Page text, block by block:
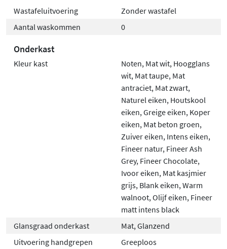
badmeubelset jarenlang mooi en betrouwbaar in
gebruik.
Dagelijks onderhoud
Reinig het meubel met een zachte, droge doek. Voor
hardnekkiger vuil gebruik je een vochtige doek met
warm water en een mild reinigingsmiddel. Droog het
oppervlak altijd goed na om langdurige vochtbelasting
Gebruik geen schurende middelen, zuren,
oplosmiddelen of vette reinigingsproducten. Verwijder
gemorste chemicaliën zoals ontkalker, nagellakremover
of haarverf direct. Beschadigingen aan lak, fineer of
wees hier extra voorzichtig mee.
Wastafeluitvoering
Zonder wastafel
Aantal waskommen
0
Onderkast
Kleur kast
Noten, Mat wit, Hoogglans
wit, Mat taupe, Mat
antraciet, Mat zwart,
Naturel eiken, Houtskool
eiken, Greige eiken, Koper
eiken, Mat beton groen,
Zuiver eiken, Intens eiken,
Fineer natur, Fineer Ash
Grey, Fineer Chocolate,
Ivoor eiken, Mat kasjmier
grijs, Blank eiken, Warm
walnoot, Olijf eiken, Fineer
matt intens black
Glansgraad onderkast
Mat, Glanzend
Uitvoering handgrepen
Greeploos